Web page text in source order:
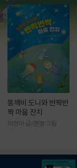
똥깨비 도니와 반짝반
짝 마을 잔치
이현아 글/핸짱 그림